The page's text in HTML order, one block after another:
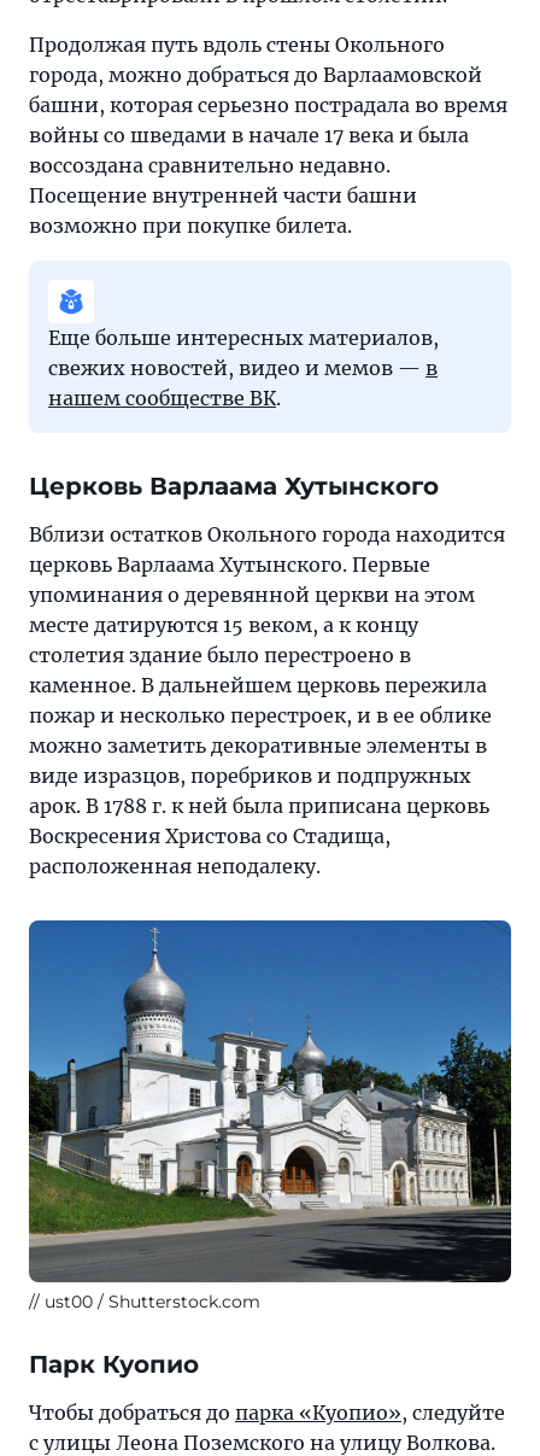
Продолжая путь вдоль стены Окольного
города, можно добраться до Варлаамовской
башни, которая серьезно пострадала во время
войны со шведами в начале 17 века и была
воссоздана сравнительно недавно.
Посещение внутренней части башни
возможно при покупке билета.
Еще больше интересных материалов,
свежих новостей, видео и мемов — в
нашем сообществе ВК.
Церковь Варлаама Хутынского
Вблизи остатков Окольного города находится
церковь Варлаама Хутынского. Первые
упоминания о деревянной церкви на этом
месте датируются 15 веком, а к концу
столетия здание было перестроено в
каменное. В дальнейшем церковь пережила
пожар и несколько перестроек, и в ее облике
можно заметить декоративные элементы в
виде изразцов, поребриков и подпружных
арок. В 1788 г. к ней была приписана церковь
Воскресения Христова со Стадища,
расположенная неподалеку.
ust00 / Shutterstock.com
Парк Куопио
Чтобы добраться до парка «Куопио», следуйте
с улицы Леона Поземского на улицу Волкова.